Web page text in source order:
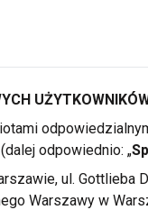
odpowiednio: „
ul. Gottlieba
Warszawy w